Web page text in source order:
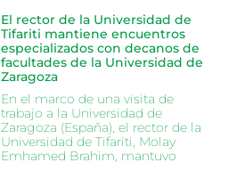
El rector de la Universidad de
Tifariti mantiene encuentros
especializados con decanos de
facultades de la Universidad de
Zaragoza
En el marco de una visita de
trabajo a la Universidad de
Zaragoza (España), el rector de la
Universidad de Tifariti, Molay
Emhamed Brahim, mantuvo